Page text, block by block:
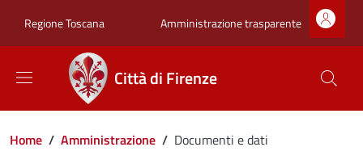
Regione Toscana Zona superiore
Amministrazione trasparente
Città di Firenze
Briciole di pane
Home / Amministrazione / Documenti e dati